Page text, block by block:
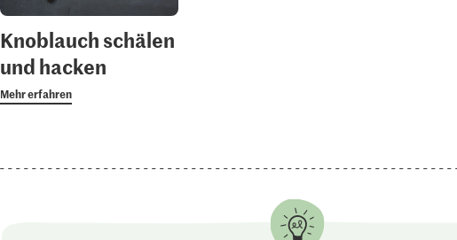
Knoblauch schälen
und hacken
Mehr erfahren